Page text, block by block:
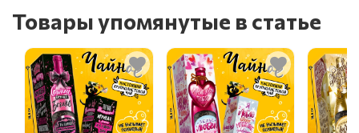
Товары упомянутые в статье